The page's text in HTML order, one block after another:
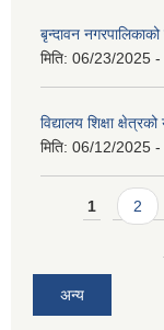
बृन्दावन
मिति: 06/23/2025
विद्यालय शिक्षा
मिति: 06/12/2025 -
Pages
1 2
अन्य